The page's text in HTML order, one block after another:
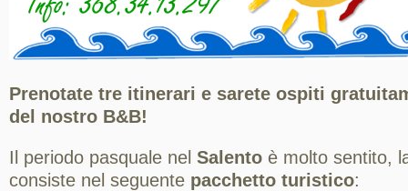
Prenotate tre itinerari e sarete ospiti
del nostro B&B!
Il periodo pasquale nel Salento è molto sentito,
consiste nel seguente pacchetto turistico: